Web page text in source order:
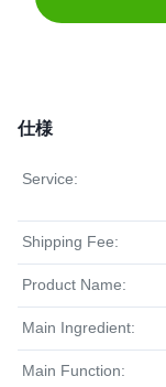
仕様
Service:
Shipping Fee:
Product Name:
Main Ingredient:
Main Function: